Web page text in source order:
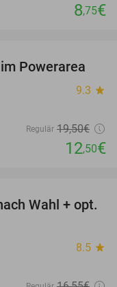
8,75€
36%
Powerarea
9.3 star
Regulär 19,50€
12,50€
24%
Wahl + opt.
8.5 star